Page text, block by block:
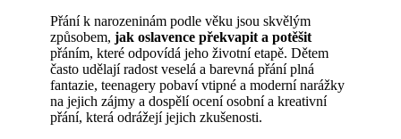
Přání k narozeninám podle věku jsou skvělým
způsobem, jak oslavence překvapit a potěšit
přáním, které odpovídá jeho životní etapě. Dětem
často udělají radost veselá a barevná přání plná
fantazie, teenagery pobaví vtipné a moderní narážky
na jejich zájmy a dospělí ocení osobní a kreativní
přání, která odrážejí jejich zkušenosti.